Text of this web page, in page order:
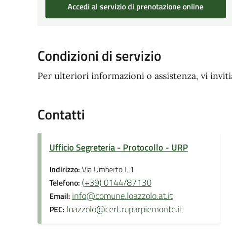
Accedi al servizio di prenotazione online
Condizioni di servizio
Per ulteriori informazioni o assistenza, vi
Contatti
Ufficio Segreteria - Protocollo - URP
Indirizzo: Via Umberto I, 1
Telefono: (+39) 0144/87130
Email: info@comune.loazzolo.at.it
PEC: loazzolo@cert.ruparpiemonte.it